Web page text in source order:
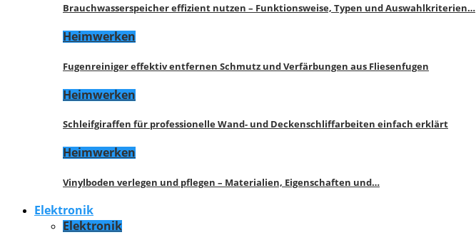
Brauchwasserspeicher effizient nutzen – Funktionsweise, Typen und Auswahlkriterien…
Heimwerken
Fugenreiniger effektiv entfernen Schmutz und Verfärbungen aus Fliesenfugen
Heimwerken
Schleifgiraffen für professionelle Wand- und Deckenschliffarbeiten einfach erklärt
Heimwerken
Vinylboden verlegen und pflegen – Materialien, Eigenschaften und…
Elektronik
Elektronik